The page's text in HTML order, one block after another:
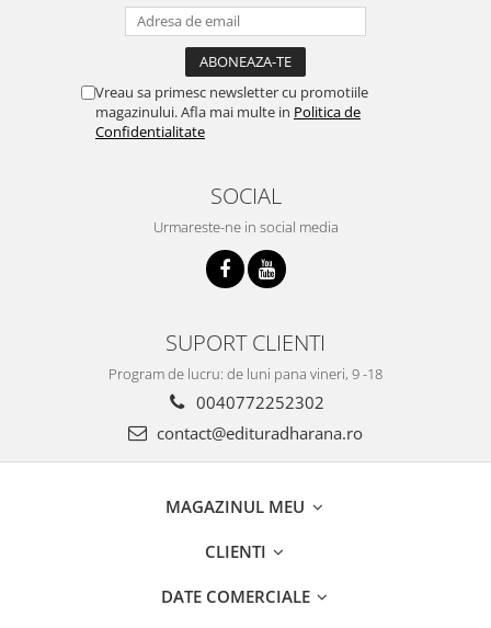
Vreau sa primesc newsletter cu promotiile
magazinului. Afla mai multe in Politica de
Confidentialitate
SOCIAL
Urmareste-ne in social media
SUPORT CLIENTI
Program de lucru: de luni pana vineri, 9 -18
0040772252302
contact@edituradharana.ro
MAGAZINUL MEU
CLIENTI
DATE COMERCIALE